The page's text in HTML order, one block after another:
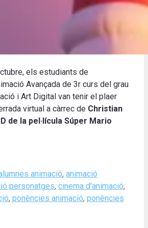
els estudiants de
Avançada de 3r curs del grau
i Art Digital van tenir el plaer
virtual a càrrec de Christian
de la pel·lícula Súper Mario
animació, animació
personatges, cinema d'animació,
, ponències animació, ponències